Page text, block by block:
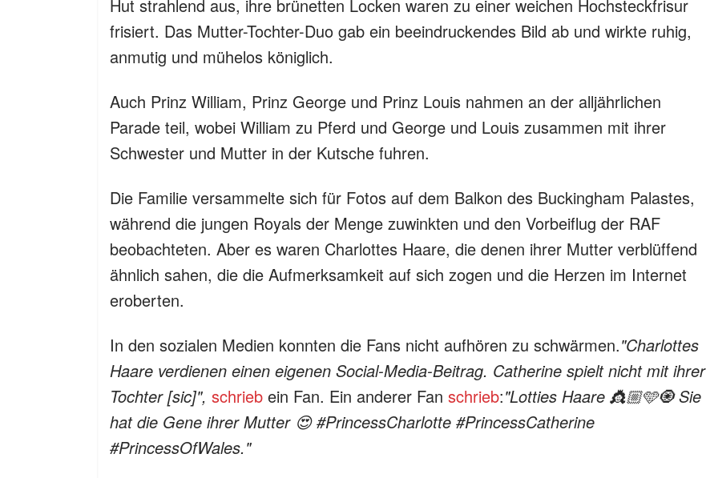
Hut strahlend aus, ihre brünetten Locken waren zu einer weichen Hochsteckfrisur
frisiert. Das Mutter-Tochter-Duo gab ein beeindruckendes Bild ab und wirkte ruhig,
anmutig und mühelos königlich.
Auch Prinz William, Prinz George und Prinz Louis nahmen an der alljährlichen
Parade teil, wobei William zu Pferd und George und Louis zusammen mit ihrer
Schwester und Mutter in der Kutsche fuhren.
Die Familie versammelte sich für Fotos auf dem Balkon des Buckingham Palastes,
während die jungen Royals der Menge zuwinkten und den Vorbeiflug der RAF
beobachteten. Aber es waren Charlottes Haare, die denen ihrer Mutter verblüffend
ähnlich sahen, die die Aufmerksamkeit auf sich zogen und die Herzen im Internet
eroberten.
In den sozialen Medien konnten die Fans nicht aufhören zu schwärmen."Charlottes
Haare verdienen einen eigenen Social-Media-Beitrag. Catherine spielt nicht mit ihrer
Tochter [sic]", schrieb ein Fan. Ein anderer Fan schrieb:"Lotties Haare 👸🏼🩵🧿 Sie
hat die Gene ihrer Mutter 😍 #PrincessCharlotte #PrincessCatherine
#PrincessOfWales."